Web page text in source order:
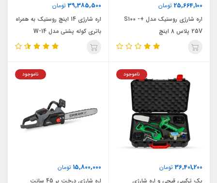
25,664,100 تومان
اره شارژی روستیک مدل +S100 -
25V پلاس 8 اینچ
39,385,500 تومان
اره شارژی 14 اینچ روستیک به همراه
باتری کوله پشتی مدل W-14
36,401,200 تومان
ناموجود
پک ترکیبی قیچی و اره شارژی
15,800,000 تومان
ناموجود
اره شارژی درخت بر 45 سانت